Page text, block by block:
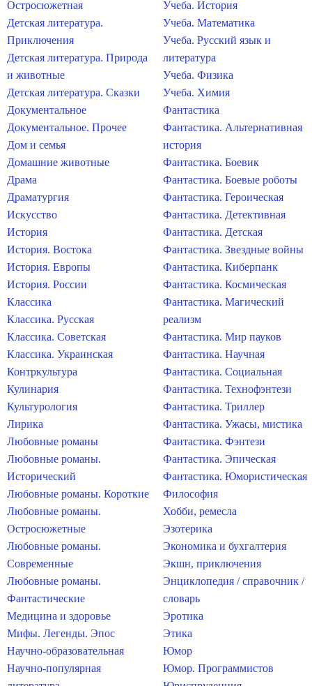
Остросюжетная
Детская литература.
Приключения
Детская литература. Природа
и животные
Детская литература. Сказки
Документальное
Документальное. Прочее
Дом и семья
Домашние животные
Драма
Драматургия
Искусство
История
История. Востока
История. Европы
История. России
Классика
Классика. Русская
Классика. Советская
Классика. Украинская
Контркультура
Кулинария
Культурология
Лирика
Любовные романы
Любовные романы.
Исторический
Любовные романы. Короткие
Любовные романы.
Остросюжетные
Любовные романы.
Современные
Любовные романы.
Фантастические
Медицина и здоровье
Мифы. Легенды. Эпос
Научно-образовательная
Научно-популярная
Учеба. История
Учеба. Математика
Учеба. Русский язык и
литература
Учеба. Физика
Учеба. Химия
Фантастика
Фантастика. Альтернативная
история
Фантастика. Боевик
Фантастика. Боевые роботы
Фантастика. Героическая
Фантастика. Детективная
Фантастика. Детская
Фантастика. Звездные войны
Фантастика. Киберпанк
Фантастика. Космическая
Фантастика. Магический
реализм
Фантастика. Мир пауков
Фантастика. Научная
Фантастика. Социальная
Фантастика. Технофэнтези
Фантастика. Триллер
Фантастика. Ужасы, мистика
Фантастика. Фэнтези
Фантастика. Эпическая
Фантастика. Юмористическая
Философия
Хобби, ремесла
Эзотерика
Экономика и бухгалтерия
Экшн, приключения
Энциклопедия / справочник /
словарь
Эротика
Этика
Юмор
Юмор. Программистов